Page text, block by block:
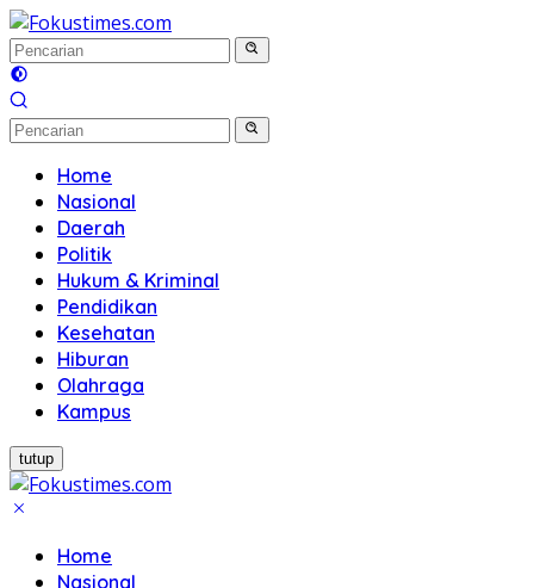
Langsung
ke
konten
Home
Nasional
Daerah
Politik
Hukum & Kriminal
Pendidikan
Kesehatan
Hiburan
Olahraga
Kampus
tutup
Home
Nasional